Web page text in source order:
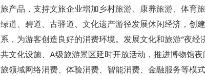
旅产品，支持文旅企业增加乡村旅游、康养旅游、体育
绿道、碧道、古驿道、文化遗产游径发展休闲经济，创
系，为游客创造良好的消费环境。发展文化和旅游“夜经
共文化设施、A级旅游景区延时开放活动，推进博物馆
旅领域网络消费、体验消费、智能消费、金融服务等模